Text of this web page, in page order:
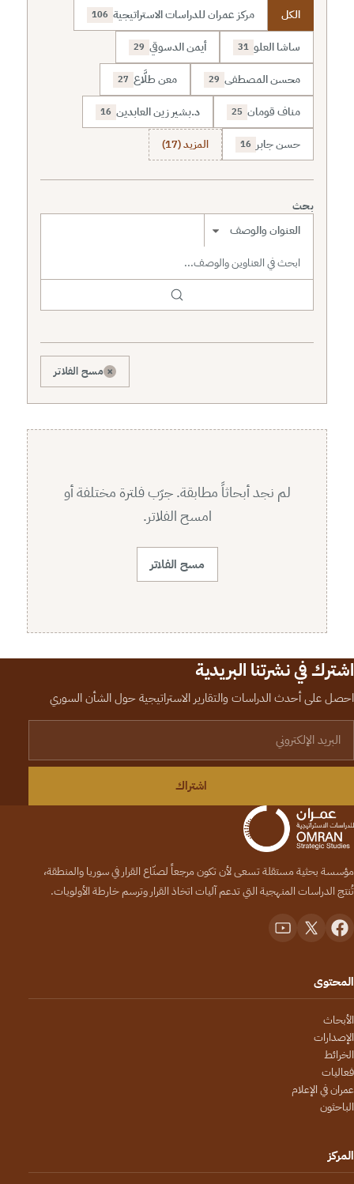
الكل مركز عمران للدراسات الاستراتيجية 106
ساشا العلو 31 أيمن الدسوقي 29
محسن المصطفى 29 معن طلَّاع 27
مناف قومان 25 د.بشير زين العابدين 16
حسن جابر 16 المزيد (17)
بحث
نطاق البحث
× مسح الفلاتر
لم نجد أبحاثاً مطابقة. جرّب فلترة مختلفة أو
امسح الفلاتر.
مسح الفلاتر
اشترك في نشرتنا البريدية
احصل على أحدث الدراسات والتقارير الاستراتيجية حول الشأن السوري
اشتراك
مؤسسة بحثية مستقلة تسعى لأن تكون مرجعاً لصنّاع القرار في سوريا والمنطقة،
تُنتج الدراسات المنهجية التي تدعم آليات اتخاذ القرار وترسم خارطة الأولويات.
المحتوى
الأبحاث
الإصدارات
الخرائط
فعاليات
عمران في الإعلام
الباحثون
المركز